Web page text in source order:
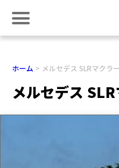
ホーム メルセデス SLRマクラ
メルセデス